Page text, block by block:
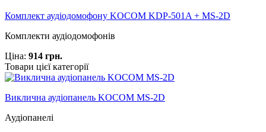
Комплект аудіодомофону KOCOM KDP-501A + MS-2D
Комплекти аудіодомофонів
Ціна: 914 грн.
Товари цієї категорії
Виклична аудіопанель KOCOM MS-2D
Аудіопанелі